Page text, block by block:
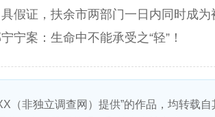
假证，扶余市两部门一日内同时成为
宁案：生命中不能承受之“轻”！
（非独立调查网）提供”的作品，均转载